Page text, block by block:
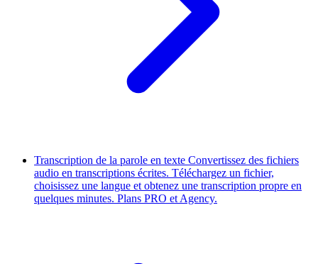
Transcription de la parole en texte Convertissez des fichiers
audio en transcriptions écrites. Téléchargez un fichier,
choisissez une langue et obtenez une transcription propre en
quelques minutes. Plans PRO et Agency.